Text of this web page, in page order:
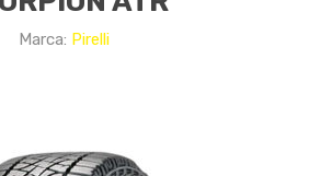
Marca: Pirelli